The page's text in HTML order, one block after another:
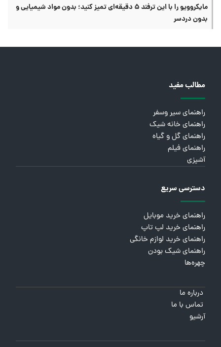
مایکروویو را با این ترفند ۵ دقیقه‌ای تمیز کنید؛ بدون مواد شیمیایی و
بدون دردسر
مطالب مفید
راهنمای سیر وسفر
راهنمای خانه شیک
راهنمای گل و گیاه
راهنمای فیلم
آشپزی
دسترسی سریع
راهنمای خرید موبایل
راهنمای خرید لپ تاپ
راهنمای خرید لوازم خانگی
راهنمای شیک بودن
چهره‌ها
درباره ما
تماس با ما
آرشیو